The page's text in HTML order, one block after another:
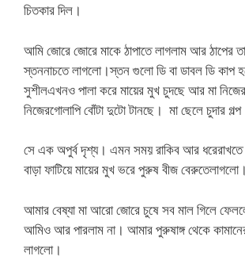
চিতকার দিল।
আমি জোরে জোরে মাকে ঠাপাতে লাগলাম আর ঠাপের
স্তননাচতে লাগলো।স্তন গুলো ডি বা ডাবল ডি কাপ
সুশীলএখনও পালা করে মায়ের মুখ চুদছে আর মা
নিজেরগোলাপি বোঁটা দুটো টানছে। মা ছেলে চুদার গল্প
সে এক অপুর্ব দৃশ্য। এমন সময় রাকিব আর ধরেরাখতে
বাড়া ফাটিয়ে মায়ের মুখ ভরে পুরুষ বীজ বেরুতেলাগলো।
আমার বেষ্যা মা আরো জোরে চুষে সব মাল গিলে
আমিও আর পারলাম না। আমার পুরুষাঙ্গ থেকে
লাগলো।